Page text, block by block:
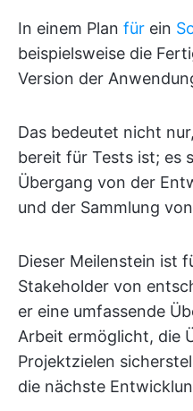
In einem Plan für ein
beispielsweise die
Version der
Das bedeutet nicht
bereit für Tests ist; es
Übergang von der
und der Sammlung
Dieser Meilenstein ist
Stakeholder von
er eine umfassende
Arbeit ermöglicht, die
Projektzielen
die nächste